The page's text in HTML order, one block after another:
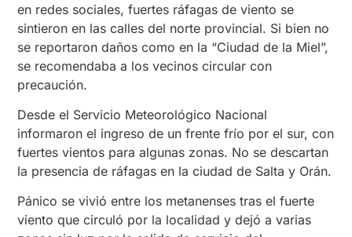
en redes sociales, fuertes ráfagas de viento se
sintieron en las calles del norte provincial. Si bien no
se reportaron daños como en la “Ciudad de la Miel”,
se recomendaba a los vecinos circular con
precaución.
Desde el Servicio Meteorológico Nacional
informaron el ingreso de un frente frío por el sur, con
fuertes vientos para algunas zonas. No se descartan
la presencia de ráfagas en la ciudad de Salta y Orán.
Pánico se vivió entre los metanenses tras el fuerte
viento que circuló por la localidad y dejó a varias